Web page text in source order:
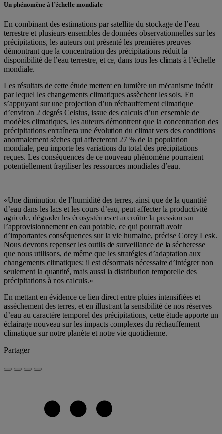
Un phénomène à l’échelle mondiale
En combinant des estimations par satellite du stockage de l’eau
terrestre et plusieurs ensembles de données observationnelles sur les
précipitations, les auteurs ont présenté les premières preuves
démontrant que la concentration des précipitations réduit la
disponibilité de l’eau terrestre, et ce, dans tous les climats à l’échelle
mondiale.
Les résultats de cette étude mettent en lumière un mécanisme inédit
par lequel les changements climatiques assèchent les sols. En
s’appuyant sur une projection d’un réchauffement climatique
d’environ 2 degrés Celsius, issue des calculs d’un ensemble de
modèles climatiques, les auteurs démontrent que la concentration des
précipitations entraînera une évolution du climat vers des conditions
anormalement sèches qui affecteront 27 % de la population
mondiale, peu importe les variations du total des précipitations
reçues. Les conséquences de ce nouveau phénomène pourraient
potentiellement fragiliser les ressources mondiales d’eau.
«Une diminution de l’humidité des terres, ainsi que de la quantité
d’eau dans les lacs et les cours d’eau, peut affecter la productivité
agricole, dégrader les écosystèmes et accroître la pression sur
l’approvisionnement en eau potable, ce qui pourrait avoir
d’importantes conséquences sur la vie humaine, précise Corey Lesk.
Nous devrons repenser les outils de surveillance de la sécheresse
que nous utilisons, de même que les stratégies d’adaptation aux
changements climatiques: il est désormais nécessaire d’intégrer non
seulement la quantité, mais aussi la distribution temporelle des
précipitations à nos calculs.»
En mettant en évidence ce lien direct entre pluies intensifiées et
assèchement des terres, et en illustrant la sensibilité de nos réserves
d’eau au caractère temporel des précipitations, cette étude apporte un
éclairage nouveau sur les impacts complexes du réchauffement
climatique sur notre planète et notre vie quotidienne.
Partager